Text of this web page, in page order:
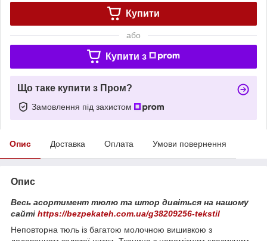
Купити
або
Купити з
Що таке купити з Пром?
Замовлення під захистом
Опис Доставка Оплата Умови повернення
Опис
Весь асортимент тюлю та штор дивіться на нашому
сайті https://bezpekateh.com.ua/g38209256-tekstil
Неповторна тюль із багатою молочною вишивкою з